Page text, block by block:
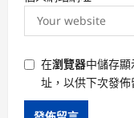
在瀏覽器中儲存
址，以供下次發佈